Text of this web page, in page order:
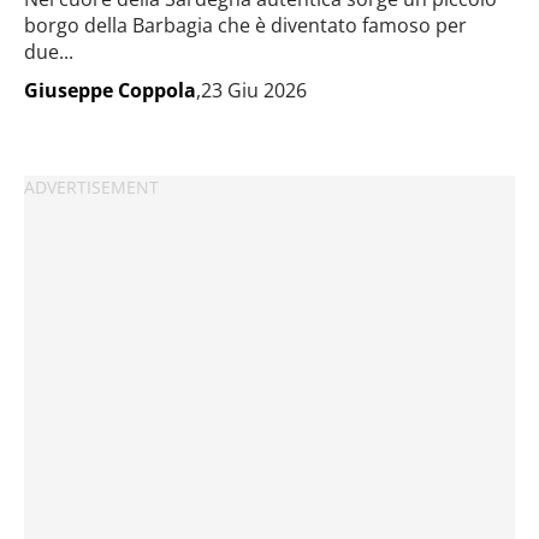
borgo della Barbagia che è diventato famoso per
due...
Giuseppe Coppola,23 Giu 2026